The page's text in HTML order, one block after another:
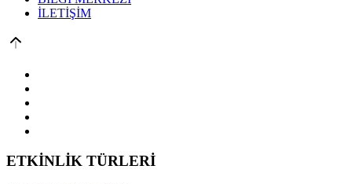
İLETİŞİM
ETKİNLİK TÜRLERİ